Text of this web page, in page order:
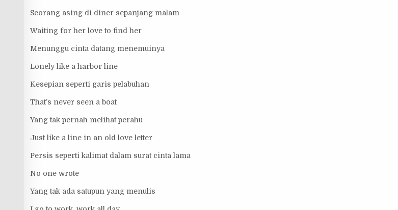
Seorang asing di diner sepanjang malam
Waiting for her love to find her
Menunggu cinta datang menemuinya
Lonely like a harbor line
Kesepian seperti garis pelabuhan
That’s never seen a boat
Yang tak pernah melihat perahu
Just like a line in an old love letter
Persis seperti kalimat dalam surat cinta lama
No one wrote
Yang tak ada satupun yang menulis